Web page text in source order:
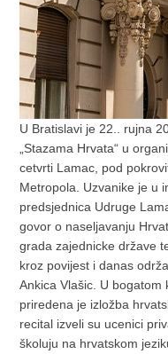
U Bratislavi je 22.. rujna
„Stazama Hrvata“ u
cetvrti Lamac, pod
Metropola. Uzvanike je u
predsjednica Udruge
govor o naseljavanju
grada zajednicke države
kroz povijest i danas
Ankica Vlašic. U
priredena je izložba
recital izveli su ucenici
školuju na hrvatskom